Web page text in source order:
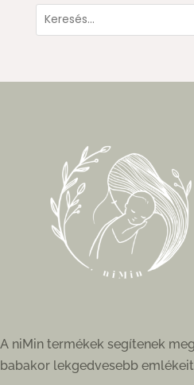
A niMin termékek segítenek
babakor lekgedvesebb